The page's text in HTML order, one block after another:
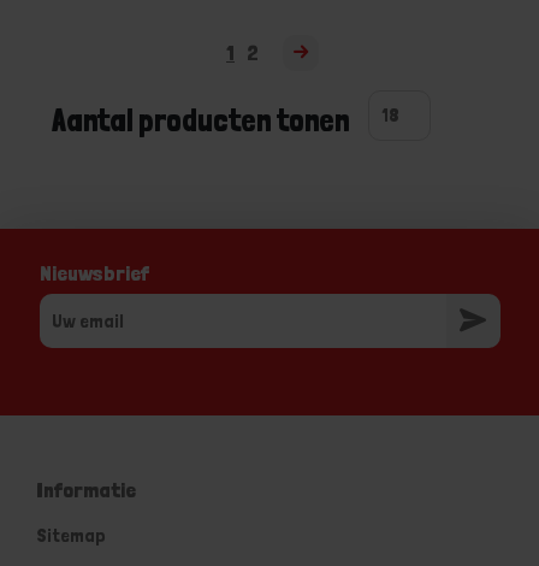
1 2
Aantal producten tonen
Nieuwsbrief
Informatie
Sitemap